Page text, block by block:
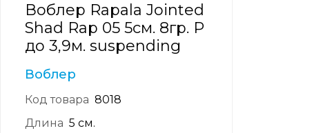
Воблер Rapala Jointed
Shad Rap 05 5см. 8гр. P
до 3,9м. suspending
Воблер
Код товара 8018
Длина 5 см.